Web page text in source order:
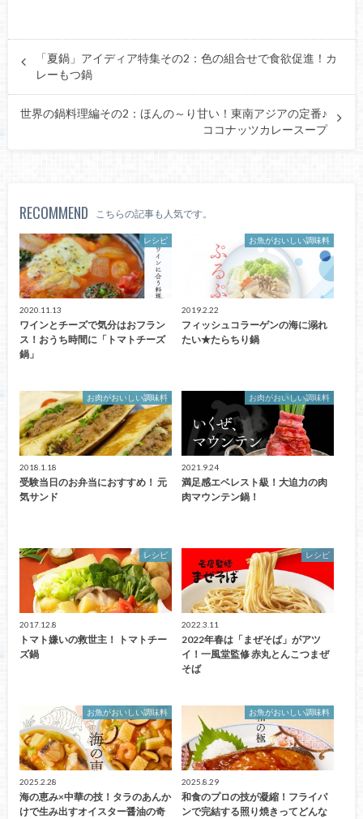
「夏鍋」アイディア特集その2：色の組合せで食欲促進！カ
レーもつ鍋
世界の鍋料理編その2：ほんの～り甘い！東南アジアの定番♪
ココナッツカレースープ
RECOMMEND こちらの記事も人気です。
レシピ
2020.11.13
ワインとチーズで気分はおフラン
ス！おうち時間に「トマトチーズ
鍋」
お魚がおいしい調味料
2019.2.22
フィッシュコラーゲンの海に溺れ
たい★たらちり鍋
お肉がおいしい調味料
2018.1.18
受験当日のお弁当におすすめ！ 元
気サンド
お肉がおいしい調味料
2021.9.24
満足感エベレスト級！大迫力の肉
肉マウンテン鍋！
レシピ
2017.12.8
トマト嫌いの救世主！ トマトチー
ズ鍋
レシピ
2022.3.11
2022年春は「まぜそば」がアツ
イ！一風堂監修 赤丸とんこつまぜ
そば
お魚がおいしい調味料
2025.2.28
海の恵み×中華の技！タラのあんか
けで生み出すオイスター醤油の奇
お魚がおいしい調味料
2025.8.29
和食のプロの技が凝縮！フライパ
ンで完結する照り焼きってどんな